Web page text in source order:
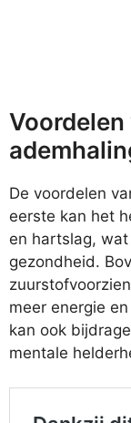
De voordelen
eerste kan het
en hartslag,
gezondheid.
meer energie
kan ook
mentale